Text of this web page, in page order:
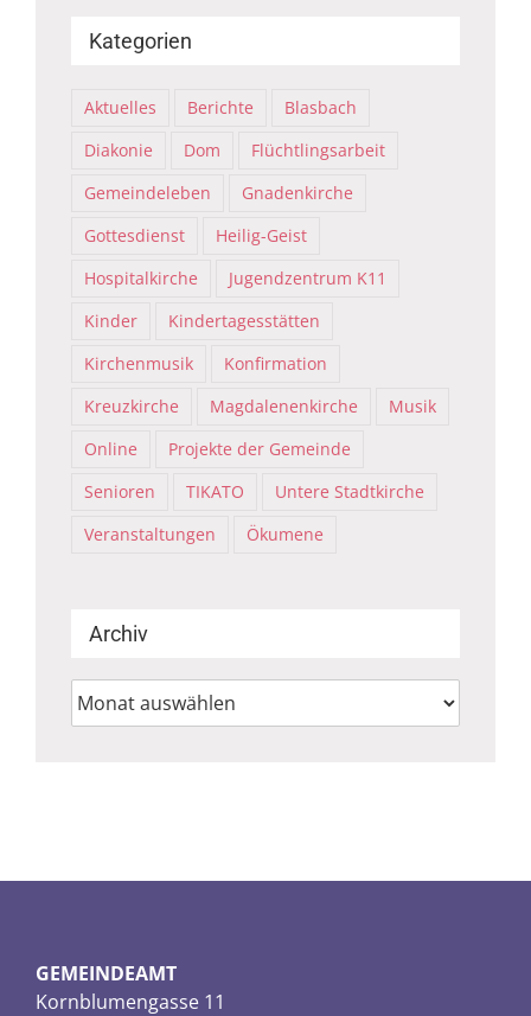
Kategorien
Aktuelles Berichte
Blasbach
Diakonie
Dom
Flüchtlingsarbeit
Gemeindeleben
Gnadenkirche
Gottesdienst
Heilig-Geist
Hospitalkirche
Jugendzentrum K11
Kinder
Kindertagesstätten
Kirchenmusik
Konfirmation
Kreuzkirche
Magdalenenkirche
Musik
Online
Projekte der Gemeinde
Senioren
TIKATO
Untere Stadtkirche
Veranstaltungen
Ökumene
Archiv
Archiv
GEMEINDEAMT
Kornblumengasse 11